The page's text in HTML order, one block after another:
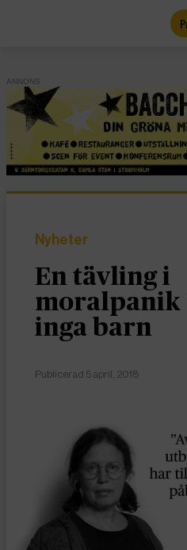
ANNONS
Nyheter
En tävling i
moralpanik
inga barn
Publicerad 5 april, 2018